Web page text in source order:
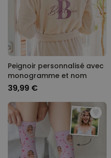
Peignoir personnalisé avec
monogramme et nom
39,99 €